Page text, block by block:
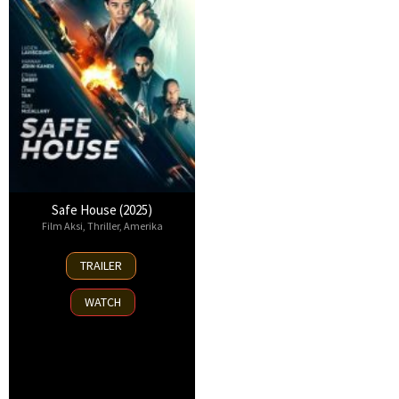
Safe House (2025)
Film Aksi, Thriller, Amerika
30
Oct
2025
TRAILER
WATCH